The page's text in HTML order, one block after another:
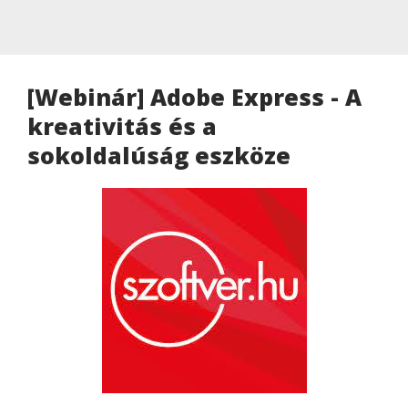
[Webinár] Adobe Express - A
kreativitás és a
sokoldalúság eszköze